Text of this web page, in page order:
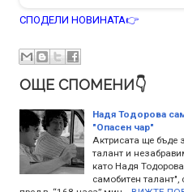
СПОДЕЛИ НОВИНАТА👉
ОЩЕ СПОМЕНИ👇
Надя Тодорова
"Опасен чар"
Актрисата ще бъде
талант и
като Надя
самобитен